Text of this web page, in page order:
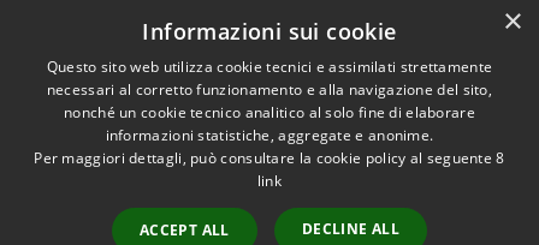
Dichiarazione di accessibilità
RSS
Copyright © 2026 • Comune di
Municipium •
×
Informazioni sui cookie
Questo sito web utilizza cookie tecnici e assimilati strettamente
necessari al corretto funzionamento e alla navigazione del sito,
nonché un cookie tecnico analitico al solo fine di elaborare
informazioni statistiche, aggregate e anonime.
Per maggiori dettagli, può consultare la cookie policy al seguente8
link
ACCEPT ALL DECLINE ALL